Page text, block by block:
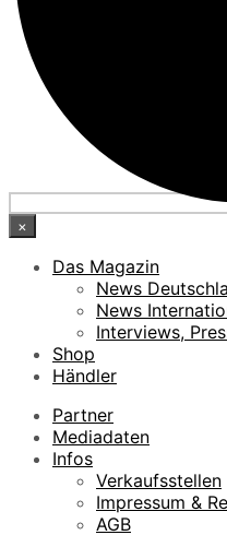
×
Das Magazin
News
News
Interviews,
Shop
Händler
Partner
Mediadaten
Infos
Verkaufsstellen
Impressum &
AGB